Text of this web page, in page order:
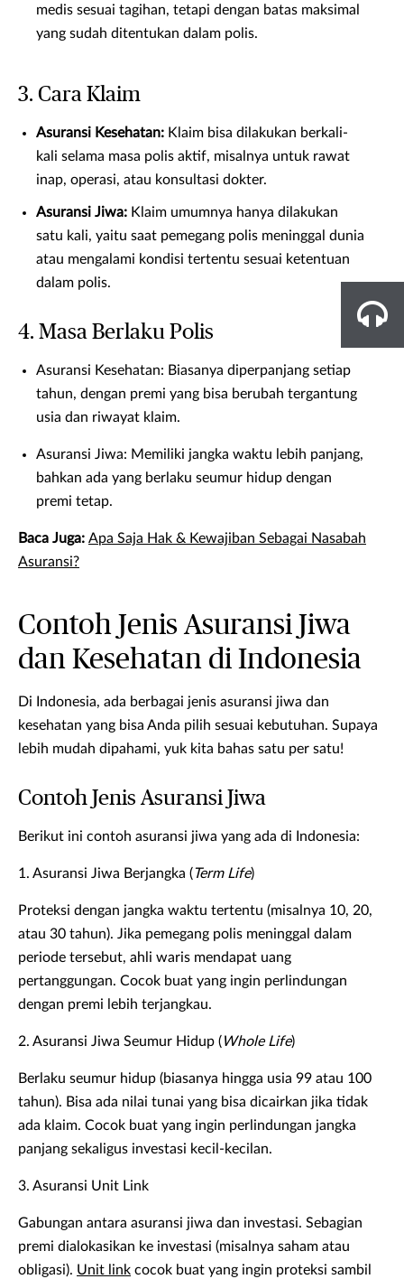
medis sesuai tagihan, tetapi dengan batas maksimal
yang sudah ditentukan dalam polis.
3. Cara Klaim
Asuransi Kesehatan: Klaim bisa dilakukan berkali-
kali selama masa polis aktif, misalnya untuk rawat
inap, operasi, atau konsultasi dokter.
Asuransi Jiwa: Klaim umumnya hanya dilakukan
satu kali, yaitu saat pemegang polis meninggal dunia
atau mengalami kondisi tertentu sesuai ketentuan
dalam polis.
4. Masa Berlaku Polis
Asuransi Kesehatan: Biasanya diperpanjang setiap
tahun, dengan premi yang bisa berubah tergantung
usia dan riwayat klaim.
Asuransi Jiwa: Memiliki jangka waktu lebih panjang,
bahkan ada yang berlaku seumur hidup dengan
premi tetap.
Baca Juga: Apa Saja Hak & Kewajiban Sebagai Nasabah
Asuransi?
Contoh Jenis Asuransi Jiwa
dan Kesehatan di Indonesia
Di Indonesia, ada berbagai jenis asuransi jiwa dan
kesehatan yang bisa Anda pilih sesuai kebutuhan. Supaya
lebih mudah dipahami, yuk kita bahas satu per satu!
Contoh Jenis Asuransi Jiwa
Berikut ini contoh asuransi jiwa yang ada di Indonesia:
1. Asuransi Jiwa Berjangka (Term Life)
Proteksi dengan jangka waktu tertentu (misalnya 10, 20,
atau 30 tahun). Jika pemegang polis meninggal dalam
periode tersebut, ahli waris mendapat uang
pertanggungan. Cocok buat yang ingin perlindungan
dengan premi lebih terjangkau.
2. Asuransi Jiwa Seumur Hidup (Whole Life)
Berlaku seumur hidup (biasanya hingga usia 99 atau 100
tahun). Bisa ada nilai tunai yang bisa dicairkan jika tidak
ada klaim. Cocok buat yang ingin perlindungan jangka
panjang sekaligus investasi kecil-kecilan.
3. Asuransi Unit Link
Gabungan antara asuransi jiwa dan investasi. Sebagian
premi dialokasikan ke investasi (misalnya saham atau
obligasi). Unit link cocok buat yang ingin proteksi sambil